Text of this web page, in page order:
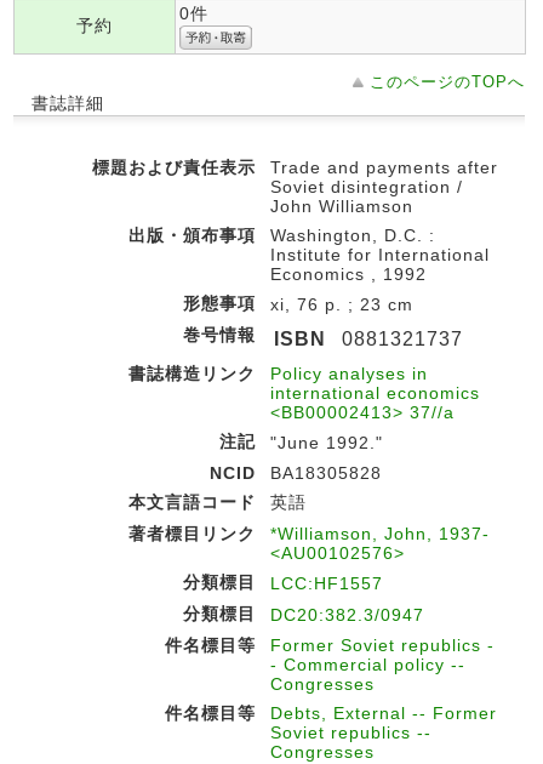
予約
0件
このページのTOPへ
書誌詳細
標題および責任表示
Trade and payments after
Soviet disintegration /
John Williamson
出版・頒布事項
Washington, D.C. :
Institute for International
Economics , 1992
形態事項
xi, 76 p. ; 23 cm
巻号情報
ISBN 0881321737
書誌構造リンク
Policy analyses in
international economics
<BB00002413> 37//a
注記
"June 1992."
NCID
BA18305828
本文言語コード
英語
著者標目リンク
*Williamson, John, 1937-
<AU00102576>
分類標目
LCC:HF1557
分類標目
DC20:382.3/0947
件名標目等
Former Soviet republics -
- Commercial policy --
Congresses
件名標目等
Debts, External -- Former
Soviet republics --
Congresses